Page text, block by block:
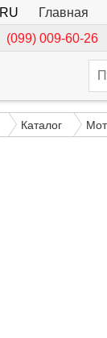
RU Главная
(099) 009-60-26
Каталог